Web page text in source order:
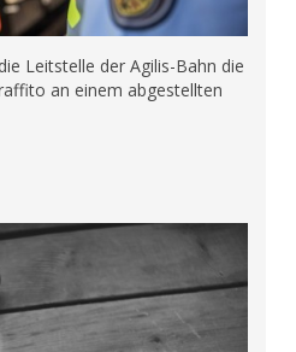
Leitstelle der Agilis-Bahn die
an einem abgestellten